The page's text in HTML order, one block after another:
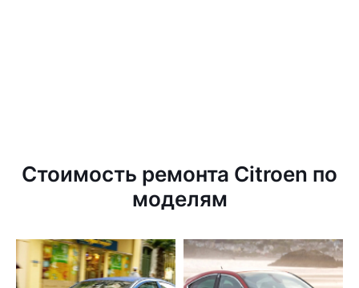
Стоимость ремонта Citroen по
моделям